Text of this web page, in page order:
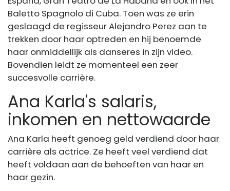
Baletto Spagnolo di Cuba. Toen was ze erin
geslaagd de regisseur Alejandro Perez aan te
trekken door haar optreden en hij benoemde
haar onmiddellijk als danseres in zijn video.
Bovendien leidt ze momenteel een zeer
succesvolle carrière.
Ana Karla's salaris,
inkomen en nettowaarde
Ana Karla heeft genoeg geld verdiend door haar
carrière als actrice. Ze heeft veel verdiend dat
heeft voldaan aan de behoeften van haar en
haar gezin.